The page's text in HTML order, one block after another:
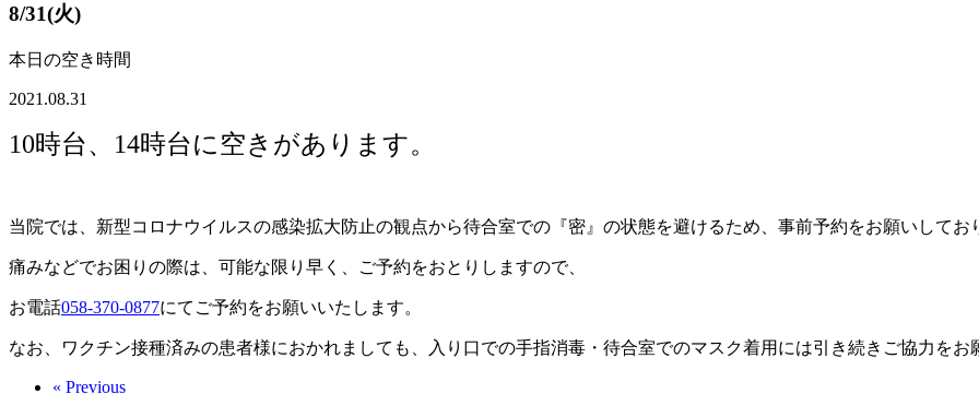
8/31(火)
本日の空き時間
2021.08.31
10時台、14時台に空きがあります。
当院では、新型コロナウイルスの感染拡大防止の観点から待合室での『密』の状態を避けるため、事前予約をお願いしてお
痛みなどでお困りの際は、可能な限り早く、ご予約をおとりしますので、
お電話058-370-0877にてご予約をお願いいたします。
なお、ワクチン接種済みの患者様におかれましても、入り口での手指消毒・待合室でのマスク着用には引き続きご協力をお
« Previous